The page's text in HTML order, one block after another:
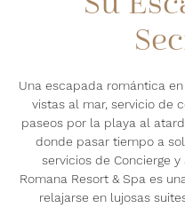
Una escapada romántica
vistas al mar, servicio de
paseos por la playa al
donde pasar tiempo a
servicios de Concierge
Romana Resort & Spa es
relajarse en lujosas